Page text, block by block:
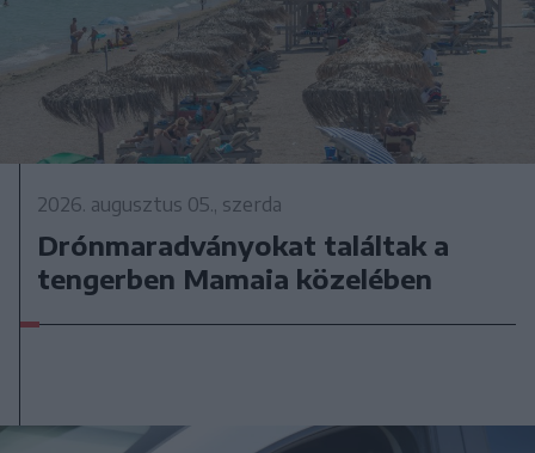
2026. augusztus 05., szerda
Drónmaradványokat találtak a
tengerben Mamaia közelében